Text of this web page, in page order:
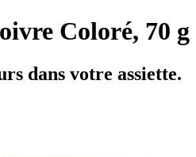
Coloré, 70 g
dans votre assiette.